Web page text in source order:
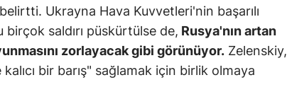
Kırıkkale
Batman
Şırnak
Ukrayna Hava Kuvvetleri'nin başarılı
saldırı püskürtülse de, Rusya'nın artan
zorlayacak gibi görünüyor. Zelenskiy,
bir barış" sağlamak için birlik olmaya